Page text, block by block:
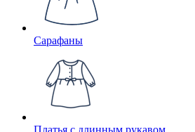
Сарафаны
Платья с длинным рукавом